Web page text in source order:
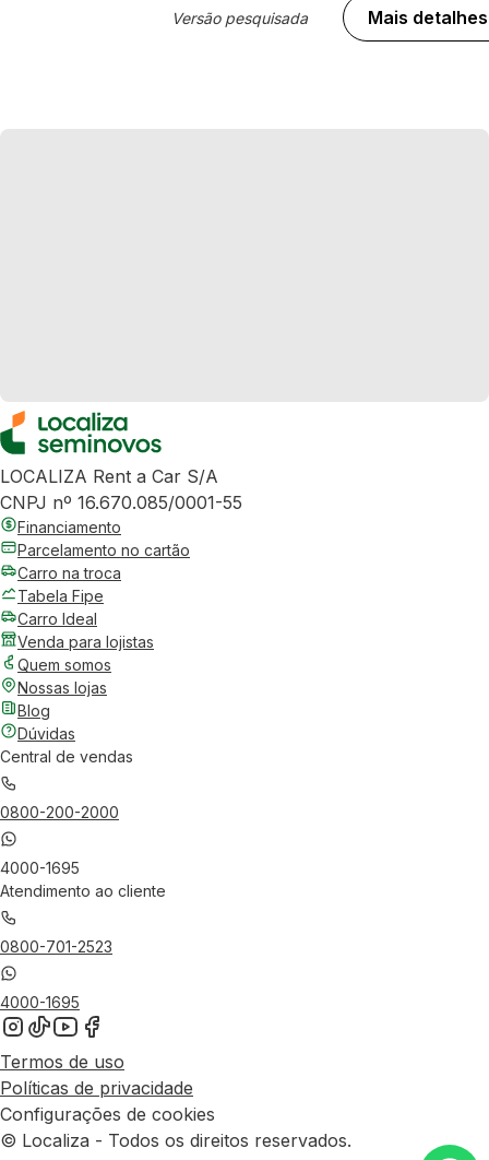
Versão pesquisada Mais detalhes
LOCALIZA Rent a Car S/A
CNPJ nº 16.670.085/0001-55
Financiamento
Parcelamento no cartão
Carro na troca
Tabela Fipe
Carro Ideal
Venda para lojistas
Quem somos
Nossas lojas
Blog
Dúvidas
Central de vendas
0800-200-2000
4000-1695
Atendimento ao cliente
0800-701-2523
4000-1695
Termos de uso
Políticas de privacidade
Configurações de cookies
© Localiza - Todos os direitos reservados.